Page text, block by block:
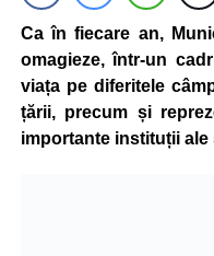
Ca în fiecare an,
omagieze, într-un
viața pe diferitele
țării, precum și
importante instituții